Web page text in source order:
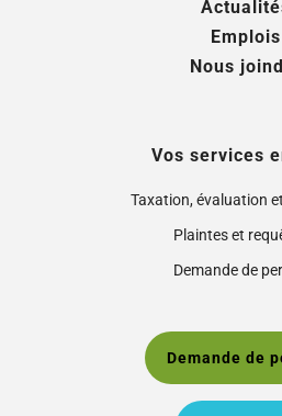
Emplois
Nous
Vos services
Taxation, évaluation
Plaintes et
Demande de
Demande de